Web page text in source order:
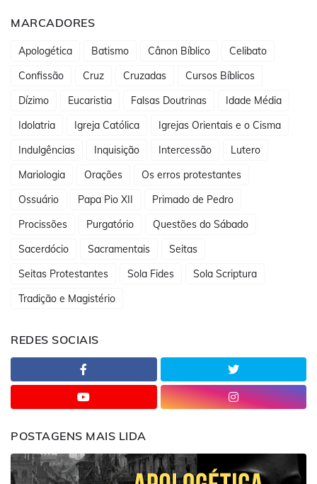
MARCADORES
Apologética Batismo Cânon Bíblico
Celibato
Confissão
Cruz Cruzadas
Cursos Bíblicos
Dízimo
Eucaristia Falsas Doutrinas
Idade Média
Idolatria
Igreja Católica
Igrejas Orientais e o Cisma
Indulgências
Inquisição Intercessão
Lutero
Mariologia
Orações
Os erros protestantes
Ossuário
Papa Pio XII
Primado de Pedro
Procissões
Purgatório
Questões do Sábado
Sacerdócio
Sacramentais
Seitas
Seitas Protestantes
Sola Fides
Sola Scriptura
Tradição e Magistério
REDES SOCIAIS
POSTAGENS MAIS LIDA